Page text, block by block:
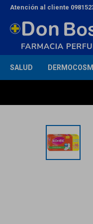
SALUD
Atención al cliente